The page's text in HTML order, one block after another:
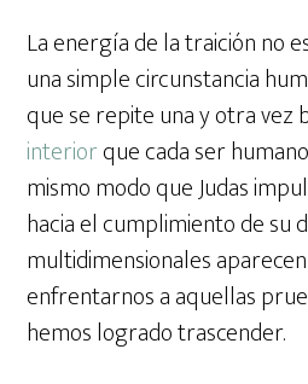
La energía de la traición no
una simple circunstancia
que se repite una y otra vez
interiorque cada ser
mismo modo que Judas
hacia el cumplimiento de su
multidimensionales
enfrentarnos a aquellas
hemos logrado trascender.